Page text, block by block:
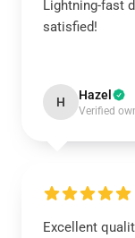
Lightning-fast
satisfied!
H Hazel
Verified
Excellent